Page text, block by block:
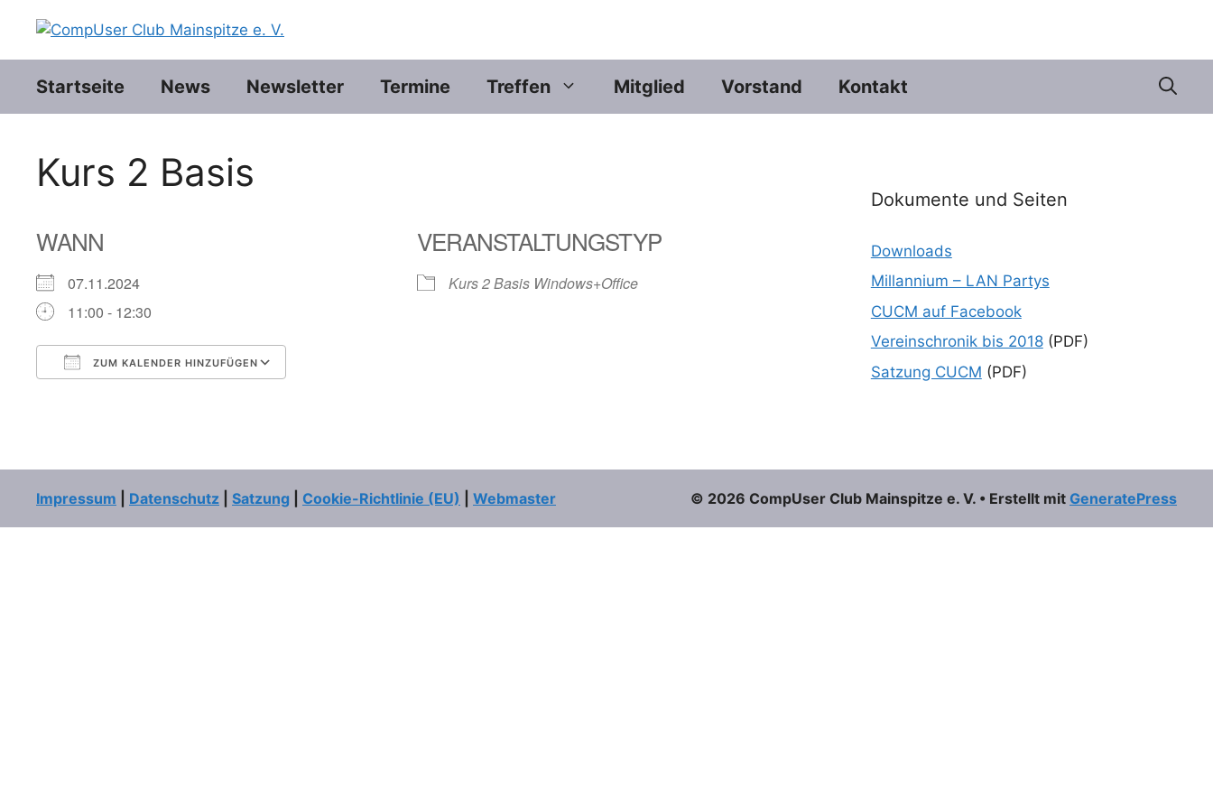
Inhalt
springen
Startseite News Newsletter Termine Treffen Mitglied Vorstand Kontakt
Kurs 2 Basis
WANN
07.11.2024
11:00 - 12:30
ZUM KALENDER HINZUFÜGEN
VERANSTALTUNGSTYP
Kurs 2 Basis Windows+Office
Dokumente und Seiten
Downloads
Millannium – LAN Partys
CUCM auf Facebook
Vereinschronik bis 2018(PDF)
Satzung CUCM (PDF)
Impressum Datenschutz Satzung Cookie-Richtlinie (EU) Webmaster © 2026 CompUser Club Mainspitze e. V. • Erstellt mit GeneratePress